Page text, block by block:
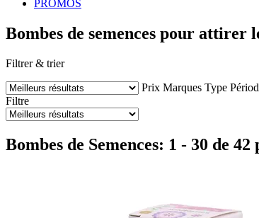
PROMOS
Bombes de semences pour attirer
Filtrer & trier
Prix Marques Type
Filtre
Bombes de Semences: 1 - 30 de